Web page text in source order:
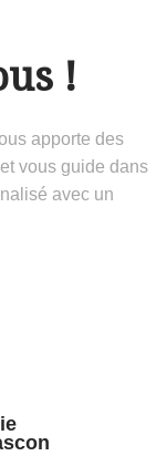
!
apporte des
vous guide dans
avec un